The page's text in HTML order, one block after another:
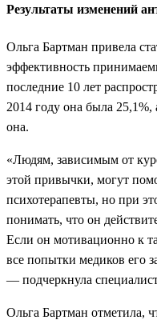
Результаты изменений
Ольга Бартман привела
эффективность
последние 10 лет
2014 году она была
она.
«Людям, зависимым от
этой привычки, могут
психотерапевты, но при
понимать, что он
Если он мотивационно к
все попытки медиков его
— подчеркнула
Ольга Бартман отметила,